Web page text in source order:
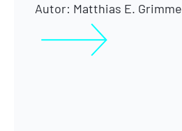
Autor: Matthias E. Grimme